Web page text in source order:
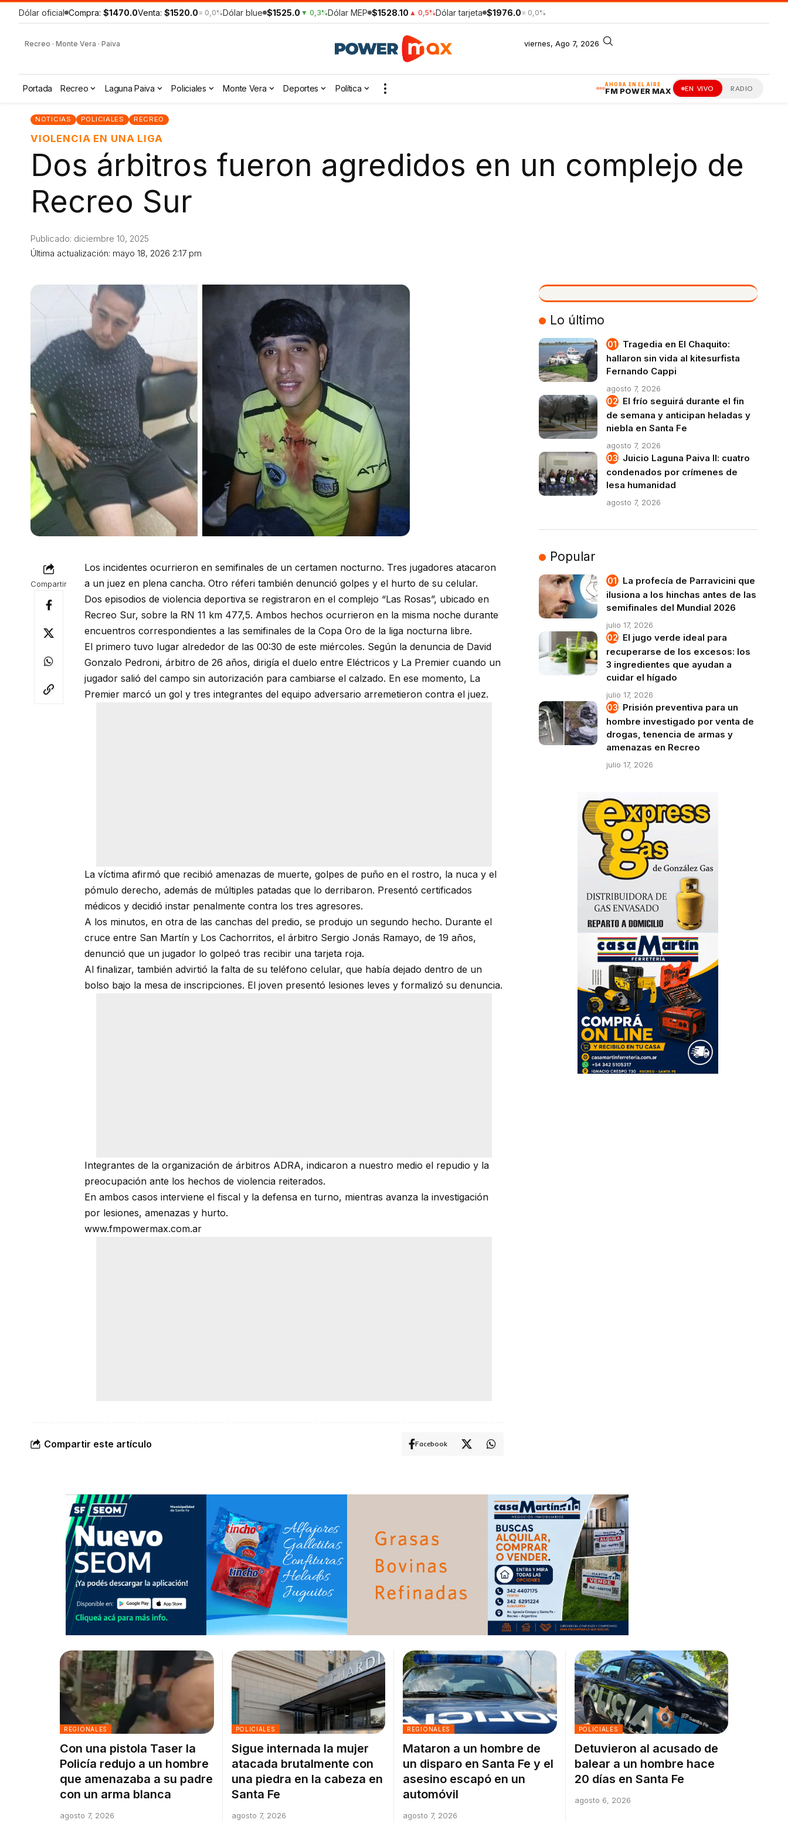
Dólar oficial Compra: $1470.0Venta: $1520.0 = 0,0%Dólar blue $1525.0 ▼ 0,3%Dólar MEP $1528.10 ▲ 0,5%Dólar tarjeta $1976.0 = 0,0%
Recreo · Monte Vera · Paiva viernes, Ago 7, 2026
AHORA EN EL AIRE
FM POWER MAX EN VIVO RADIO
Portada Recreo Laguna Paiva Policiales Monte Vera Deportes Política
NOTICIAS POLICIALES RECREO
VIOLENCIA EN UNA LIGA
Dos árbitros fueron agredidos en un complejo de
Recreo Sur
Última actualización: mayo 18, 2026 2:17 pm
Publicado: diciembre 10, 2025
Compartir
Los incidentes ocurrieron en semifinales de un certamen nocturno. Tres jugadores atacaron
a un juez en plena cancha. Otro réferi también denunció golpes y el hurto de su celular.
Dos episodios de violencia deportiva se registraron en el complejo “Las Rosas”, ubicado en
Recreo Sur, sobre la RN 11 km 477,5. Ambos hechos ocurrieron en la misma noche durante
encuentros correspondientes a las semifinales de la Copa Oro de la liga nocturna libre.
El primero tuvo lugar alrededor de las 00:30 de este miércoles. Según la denuncia de David
Gonzalo Pedroni, árbitro de 26 años, dirigía el duelo entre Eléctricos y La Premier cuando un
jugador salió del campo sin autorización para cambiarse el calzado. En ese momento, La
Premier marcó un gol y tres integrantes del equipo adversario arremetieron contra el juez.
La víctima afirmó que recibió amenazas de muerte, golpes de puño en el rostro, la nuca y el
pómulo derecho, además de múltiples patadas que lo derribaron. Presentó certificados
médicos y decidió instar penalmente contra los tres agresores.
A los minutos, en otra de las canchas del predio, se produjo un segundo hecho. Durante el
cruce entre San Martín y Los Cachorritos, el árbitro Sergio Jonás Ramayo, de 19 años,
denunció que un jugador lo golpeó tras recibir una tarjeta roja.
Al finalizar, también advirtió la falta de su teléfono celular, que había dejado dentro de un
bolso bajo la mesa de inscripciones. El joven presentó lesiones leves y formalizó su denuncia.
Integrantes de la organización de árbitros ADRA, indicaron a nuestro medio el repudio y la
preocupación ante los hechos de violencia reiterados.
En ambos casos interviene el fiscal y la defensa en turno, mientras avanza la investigación
por lesiones, amenazas y hurto.
www.fmpowermax.com.ar
Compartir este artículo Facebook
VIVO
Lo último
Tragedia en El Chaquito:
hallaron sin vida al kitesurfista
Fernando Cappi
agosto 7, 2026
El frío seguirá durante el fin
de semana y anticipan heladas y
niebla en Santa Fe
agosto 7, 2026
Juicio Laguna Paiva II: cuatro
condenados por crímenes de
lesa humanidad
agosto 7, 2026
Popular
La profecía de Parravicini que
ilusiona a los hinchas antes de las
semifinales del Mundial 2026
julio 17, 2026
El jugo verde ideal para
recuperarse de los excesos: los
3 ingredientes que ayudan a
cuidar el hígado
julio 17, 2026
Prisión preventiva para un
hombre investigado por venta de
drogas, tenencia de armas y
amenazas en Recreo
julio 17, 2026
REGIONALES
Con una pistola Taser la
Policía redujo a un hombre
que amenazaba a su padre
con un arma blanca
agosto 7, 2026
POLICIALES
Sigue internada la mujer
atacada brutalmente con
una piedra en la cabeza en
Santa Fe
agosto 7, 2026
REGIONALES
Mataron a un hombre de
un disparo en Santa Fe y el
asesino escapó en un
automóvil
agosto 7, 2026
POLICIALES
Detuvieron al acusado de
balear a un hombre hace
20 días en Santa Fe
agosto 6, 2026